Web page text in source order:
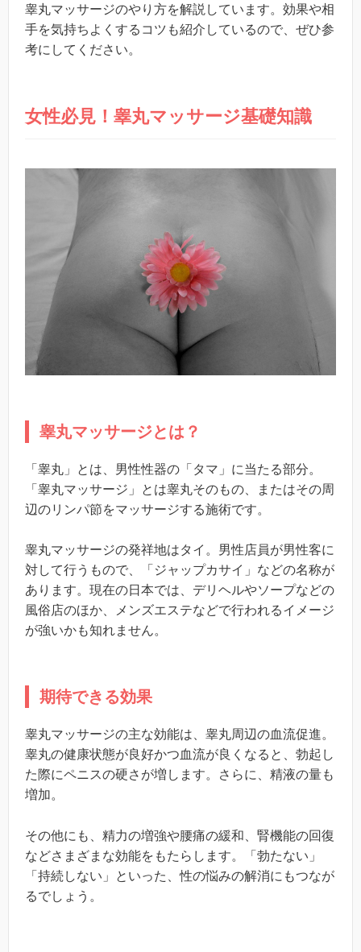
睾丸マッサージのやり方を解説しています。効果や相
手を気持ちよくするコツも紹介しているので、ぜひ参
考にしてください。
女性必見！睾丸マッサージ基礎知識
睾丸マッサージとは？
「睾丸」とは、男性性器の「タマ」に当たる部分。
「睾丸マッサージ」とは睾丸そのもの、またはその周
辺のリンパ節をマッサージする施術です。
睾丸マッサージの発祥地はタイ。男性店員が男性客に
対して行うもので、「ジャップカサイ」などの名称が
あります。現在の日本では、デリヘルやソープなどの
風俗店のほか、メンズエステなどで行われるイメージ
が強いかも知れません。
期待できる効果
睾丸マッサージの主な効能は、睾丸周辺の血流促進。
睾丸の健康状態が良好かつ血流が良くなると、勃起し
た際にペニスの硬さが増します。さらに、精液の量も
増加。
その他にも、精力の増強や腰痛の緩和、腎機能の回復
などさまざまな効能をもたらします。「勃たない」
「持続しない」といった、性の悩みの解消にもつなが
るでしょう。